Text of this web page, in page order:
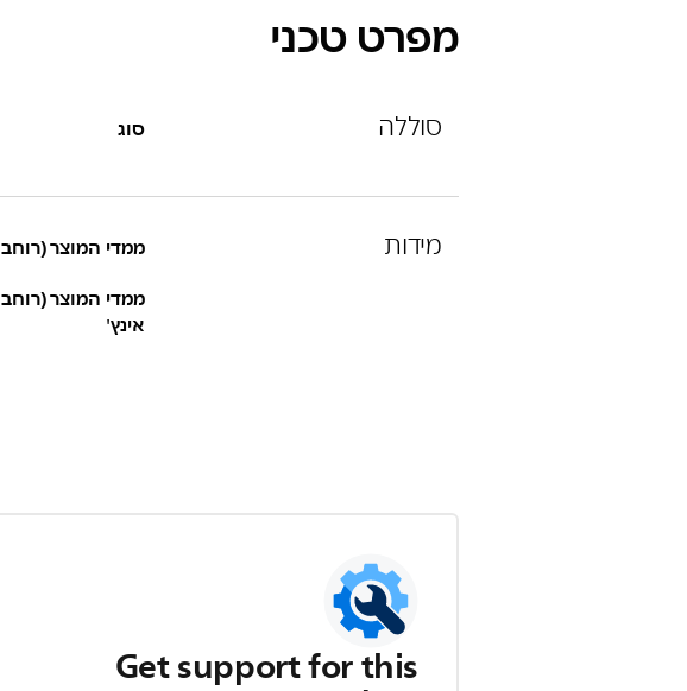
מפרט טכני
סוללה סוג
מידות ממדי המוצר (רוחב X עומק X גובה)
אינץ'
Get support for this